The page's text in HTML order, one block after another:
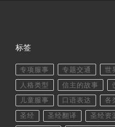
标签
专项服事 专题交通 世
人格类型 信主的故事
儿童服事 口语表达 各
圣经 圣经翻译 圣经资